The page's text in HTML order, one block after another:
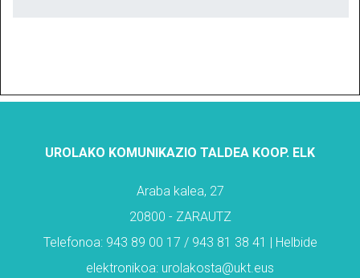
UROLAKO KOMUNIKAZIO TALDEA KOOP. ELK
Araba kalea, 27
20800 - ZARAUTZ
Telefonoa: 943 89 00 17 / 943 81 38 41 | Helbide
elektronikoa: urolakosta@ukt.eus